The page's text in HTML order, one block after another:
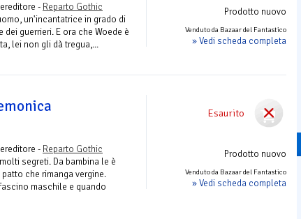
Prodotto nuovo
Venduto da Bazaar del Fantastico
» Vedi scheda completa
- Reparto Gothic
un'incantatrice in grado di
guerrieri. E ora che Woede è
lei non gli dà tregua,...
Esaurito
Prodotto nuovo
Venduto da Bazaar del Fantastico
» Vedi scheda completa
- Reparto Gothic
segreti. Da bambina le è
che rimanga vergine.
maschile e quando